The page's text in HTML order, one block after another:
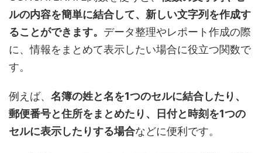
ルの内容を簡単に結合して、新しい文字列を作成す
ることができます。 データ整理やレポート作成の際
に、情報をまとめて表示したい場合に役立つ関数で
す。
例えば、 名簿の姓と名を1つのセルに結合したり、
郵便番号と住所をまとめたり、日付と時刻を1つの
セルに表示したりする場合などに便利です。